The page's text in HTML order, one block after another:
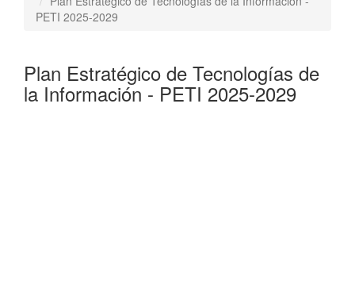
PETI 2025-2029
Plan Estratégico de Tecnologías de
la Información - PETI 2025-2029